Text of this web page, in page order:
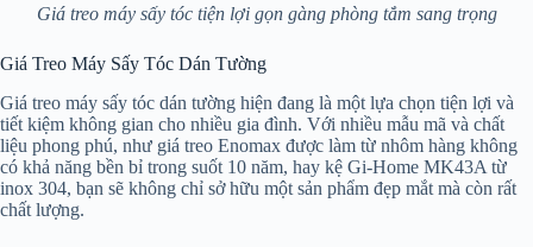
Giá treo máy sấy tóc tiện lợi gọn gàng phòng tắm sang trọng
Giá Treo Máy Sấy Tóc Dán Tường
Giá treo máy sấy tóc dán tường hiện đang là một lựa chọn tiện lợi và
tiết kiệm không gian cho nhiều gia đình. Với nhiều mẫu mã và chất
liệu phong phú, như giá treo Enomax được làm từ nhôm hàng không
có khả năng bền bỉ trong suốt 10 năm, hay kệ Gi-Home MK43A từ
inox 304, bạn sẽ không chỉ sở hữu một sản phẩm đẹp mắt mà còn rất
chất lượng.